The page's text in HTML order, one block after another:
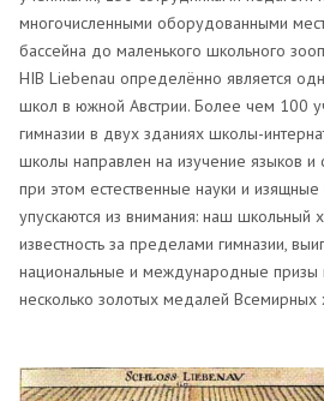
многочисленными оборудованными
бассейна до маленького школьного
HIB Liebenau определённо является
школ в южной Австрии. Более чем 100
гимназии в двух зданиях школы-
школы направлен на изучение языков и
при этом естественные науки и изящные
упускаются из внимания: наш
известность за пределами гимназии,
национальные и международные призы
несколько золотых медалей Всемирных